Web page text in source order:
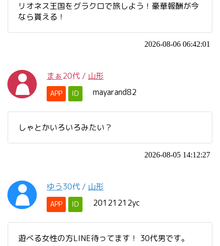
リオネス王国をグラクロで旅しよう！豪華報酬が今
なら貰える！
2026-08-06 06:42:01
まぁ20代 / 山形
APP ID mayarand82
しゃとかいろいろみたい？
2026-08-05 14:12:27
ゆう30代 / 山形
APP ID 20121212yc
遊べる女性の方LINE待ってます！ 30代男です。